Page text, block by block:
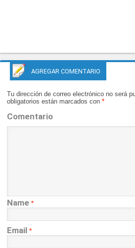
AGREGAR COMENTARIO
Tu dirección de correo electrónico no será
obligatorios están marcados con *
Comentario
Name *
Email *